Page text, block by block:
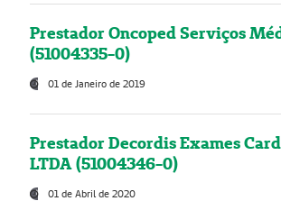
Prestador Oncoped Serviços
(51004335-0)
01 de Janeiro de 2019
Prestador Decordis Exames
LTDA (51004346-0)
01 de Abril de 2020